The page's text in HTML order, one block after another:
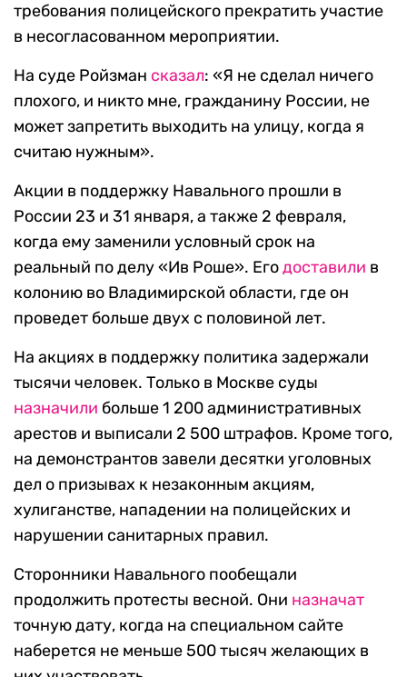
требования полицейского прекратить участие
в несогласованном мероприятии.
На суде Ройзман сказал: «Я не сделал ничего
плохого, и никто мне, гражданину России, не
может запретить выходить на улицу, когда я
считаю нужным».
Акции в поддержку Навального прошли в
России 23 и 31 января, а также 2 февраля,
когда ему заменили условный срок на
реальный по делу «Ив Роше». Егодоставили в
колонию во Владимирской области, где он
проведет больше двух с половиной лет.
На акциях в поддержку политика задержали
тысячи человек. Только в Москве суды
назначили больше 1 200 административных
арестов и выписали 2 500 штрафов. Кроме того,
на демонстрантов завели десятки уголовных
дел о призывах к незаконным акциям,
хулиганстве, нападении на полицейских и
нарушении санитарных правил.
Сторонники Навального пообещали
продолжить протесты весной. Они назначат
точную дату, когда на специальном сайте
наберется не меньше 500 тысяч желающих в